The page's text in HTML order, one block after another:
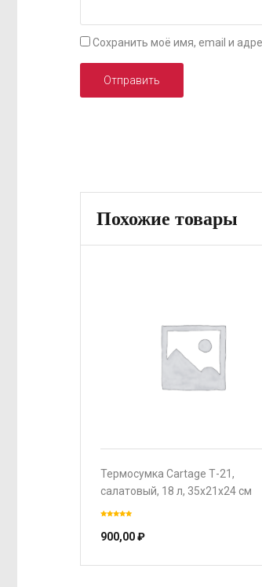
Сохранить моё имя, email и
Похожие товары
Термосумка Cartage Т-21,
салатовый, 18 л, 35х21х24 см
900,00₽